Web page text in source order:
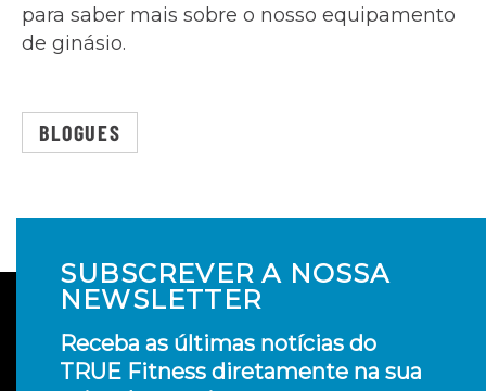
para saber mais sobre o nosso equipamento
de ginásio.
BLOGUES
SUBSCREVER A NOSSA
NEWSLETTER
Receba as últimas notícias do
TRUE Fitness diretamente na sua